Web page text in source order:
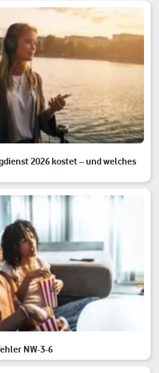
2026 kostet – und welches
NW-3-6